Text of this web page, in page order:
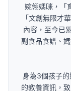
身為3個孩子
的教養資訊，
獲得最即時、
操作的感